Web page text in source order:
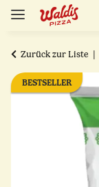
Zurück zur Liste
BESTSELLER